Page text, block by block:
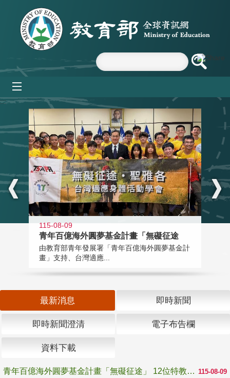
跳到主要內容區塊
:::
115-08-09
青年百億海外圓夢基金計畫「無礙征途
由教育部青年發展署「青年百億海外圓夢基金計
畫」支持、台灣適應...
最新消息 即時新聞
即時新聞澄清 電子布告欄
資料下載
115-08-09
青年百億海外圓夢基金計畫「無礙征途」 12位特教與弱勢青年勇闖西班牙 跨越感官限制見證生命蛻變